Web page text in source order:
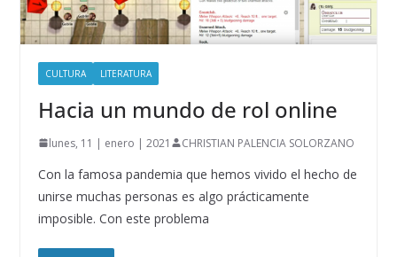
CULTURA LITERATURA
Hacia un mundo de rol online
lunes, 11 | enero | 2021 CHRISTIAN PALENCIA SOLORZANO
Con la famosa pandemia que hemos vivido el hecho de
unirse muchas personas es algo prácticamente
imposible. Con este problema